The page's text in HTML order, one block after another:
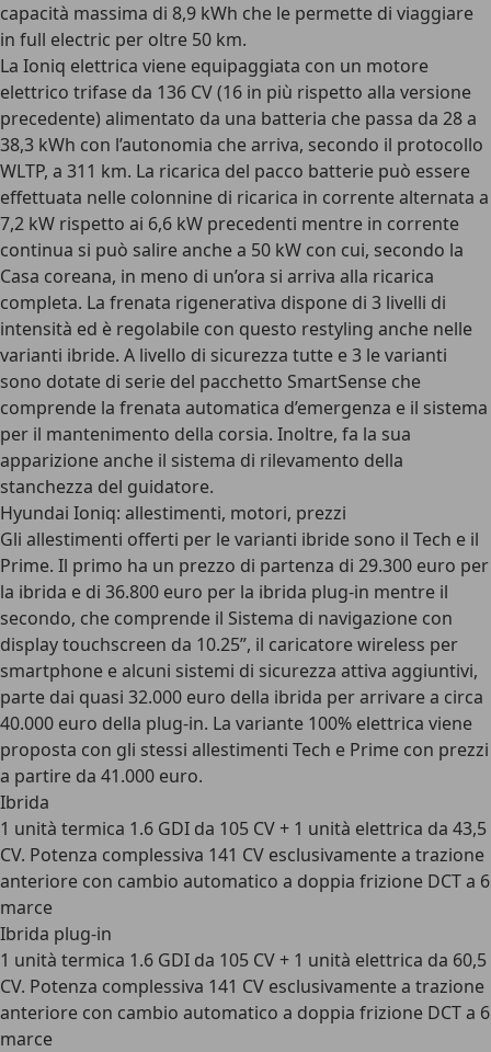
capacità massima di 8,9 kWh che le permette di viaggiare
in full electric per oltre 50 km.
La Ioniq elettrica viene equipaggiata con un motore
elettrico trifase da 136 CV (16 in più rispetto alla versione
precedente) alimentato da una batteria che passa da 28 a
38,3 kWh con l’autonomia che arriva, secondo il protocollo
WLTP, a 311 km. La ricarica del pacco batterie può essere
effettuata nelle colonnine di ricarica in corrente alternata a
7,2 kW rispetto ai 6,6 kW precedenti mentre in corrente
continua si può salire anche a 50 kW con cui, secondo la
Casa coreana, in meno di un’ora si arriva alla ricarica
completa. La frenata rigenerativa dispone di 3 livelli di
intensità ed è regolabile con questo restyling anche nelle
varianti ibride. A livello di sicurezza tutte e 3 le varianti
sono dotate di serie del pacchetto SmartSense che
comprende la frenata automatica d’emergenza e il sistema
per il mantenimento della corsia. Inoltre, fa la sua
apparizione anche il sistema di rilevamento della
stanchezza del guidatore.
Hyundai Ioniq: allestimenti, motori, prezzi
Gli allestimenti offerti per le varianti ibride sono il Tech e il
Prime. Il primo ha un prezzo di partenza di 29.300 euro per
la ibrida e di 36.800 euro per la ibrida plug-in mentre il
secondo, che comprende il Sistema di navigazione con
display touchscreen da 10.25”, il caricatore wireless per
smartphone e alcuni sistemi di sicurezza attiva aggiuntivi,
parte dai quasi 32.000 euro della ibrida per arrivare a circa
40.000 euro della plug-in. La variante 100% elettrica viene
proposta con gli stessi allestimenti Tech e Prime con prezzi
a partire da 41.000 euro.
Ibrida
1 unità termica 1.6 GDI da 105 CV + 1 unità elettrica da 43,5
CV. Potenza complessiva 141 CV esclusivamente a trazione
anteriore con cambio automatico a doppia frizione DCT a 6
marce
Ibrida plug-in
1 unità termica 1.6 GDI da 105 CV + 1 unità elettrica da 60,5
CV. Potenza complessiva 141 CV esclusivamente a trazione
anteriore con cambio automatico a doppia frizione DCT a 6
marce